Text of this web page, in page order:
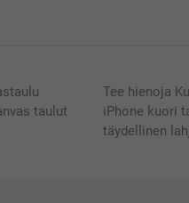
taulut
Tee hienoja
iPhone kuori
täydellinen